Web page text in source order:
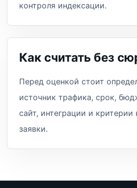
контроля индексации.
Как считать без
Перед оценкой стоит
источник трафика, срок,
сайт, интеграции и критерии
заявки.